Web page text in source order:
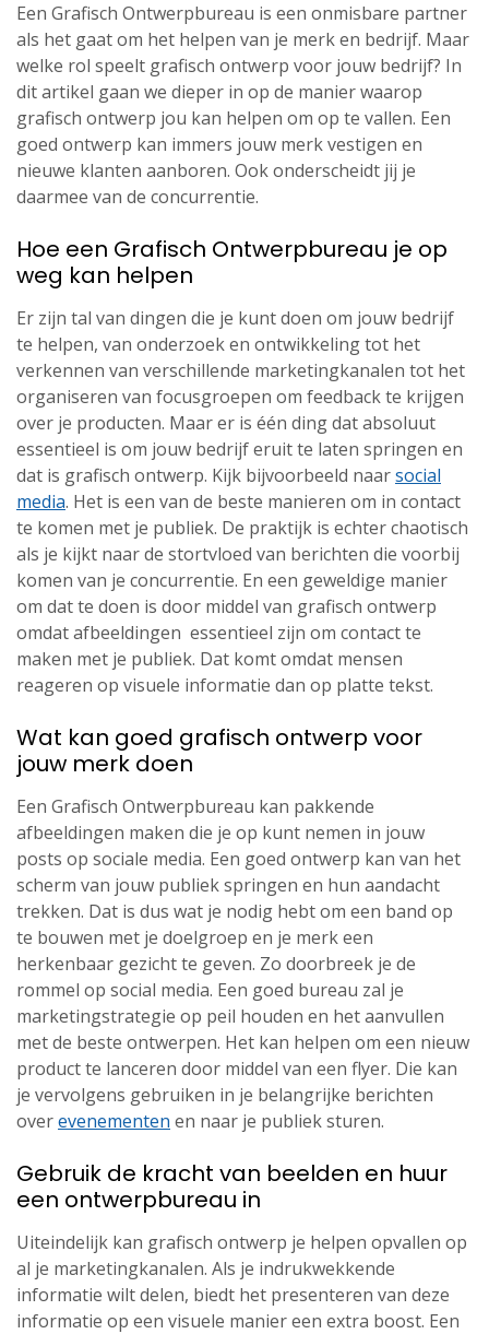
Een Grafisch Ontwerpbureau is een onmisbare partner
als het gaat om het helpen van je merk en bedrijf. Maar
welke rol speelt grafisch ontwerp voor jouw bedrijf? In
dit artikel gaan we dieper in op de manier waarop
grafisch ontwerp jou kan helpen om op te vallen. Een
goed ontwerp kan immers jouw merk vestigen en
nieuwe klanten aanboren. Ook onderscheidt jij je
daarmee van de concurrentie.
Hoe een Grafisch Ontwerpbureau je op
weg kan helpen
Er zijn tal van dingen die je kunt doen om jouw bedrijf
te helpen, van onderzoek en ontwikkeling tot het
verkennen van verschillende marketingkanalen tot het
organiseren van focusgroepen om feedback te krijgen
over je producten. Maar er is één ding dat absoluut
essentieel is om jouw bedrijf eruit te laten springen en
dat is grafisch ontwerp. Kijk bijvoorbeeld naarsocial
media. Het is een van de beste manieren om in contact
te komen met je publiek. De praktijk is echter chaotisch
als je kijkt naar de stortvloed van berichten die voorbij
komen van je concurrentie. En een geweldige manier
om dat te doen is door middel van grafisch ontwerp
omdat afbeeldingen essentieel zijn om contact te
maken met je publiek. Dat komt omdat mensen
reageren op visuele informatie dan op platte tekst.
Wat kan goed grafisch ontwerp voor
jouw merk doen
Een Grafisch Ontwerpbureau kan pakkende
afbeeldingen maken die je op kunt nemen in jouw
posts op sociale media. Een goed ontwerp kan van het
scherm van jouw publiek springen en hun aandacht
trekken. Dat is dus wat je nodig hebt om een band op
te bouwen met je doelgroep en je merk een
herkenbaar gezicht te geven. Zo doorbreek je de
rommel op social media. Een goed bureau zal je
marketingstrategie op peil houden en het aanvullen
met de beste ontwerpen. Het kan helpen om een nieuw
product te lanceren door middel van een flyer. Die kan
je vervolgens gebruiken in je belangrijke berichten
overevenementen en naar je publiek sturen.
Gebruik de kracht van beelden en huur
een ontwerpbureau in
Uiteindelijk kan grafisch ontwerp je helpen opvallen op
al je marketingkanalen. Als je indrukwekkende
informatie wilt delen, biedt het presenteren van deze
informatie op een visuele manier een extra boost. Een